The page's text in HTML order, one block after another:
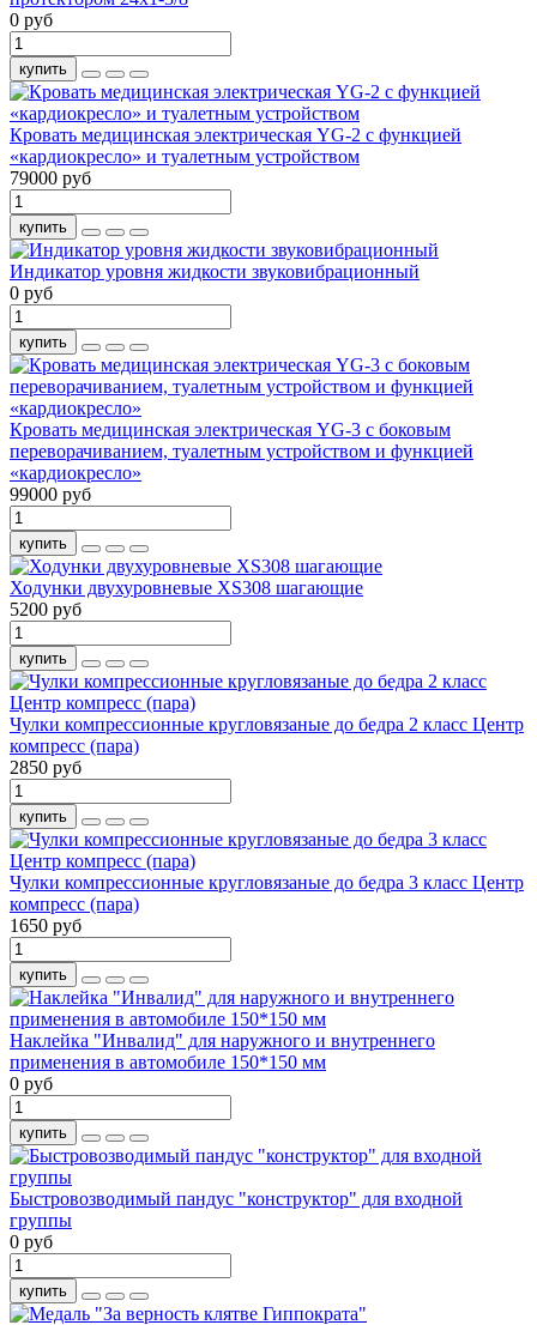
0 руб
купить
Кровать медицинская электрическая YG-2 c функцией
«кардиокресло» и туалетным устройством
79000 руб
купить
Индикатор уровня жидкости звуковибрационный
0 руб
купить
Кровать медицинская электрическая YG-3 с боковым
переворачиванием, туалетным устройством и функцией
«кардиокресло»
99000 руб
купить
Ходунки двухуровневые XS308 шагающие
5200 руб
купить
Чулки компрессионные кругловязаные до бедра 2 класс Центр
компресс (пара)
2850 руб
купить
Чулки компрессионные кругловязаные до бедра 3 класс Центр
компресс (пара)
1650 руб
купить
Наклейка "Инвалид" для наружного и внутреннего
применения в автомобиле 150*150 мм
0 руб
купить
Быстровозводимый пандус "конструктор" для входной
группы
0 руб
купить